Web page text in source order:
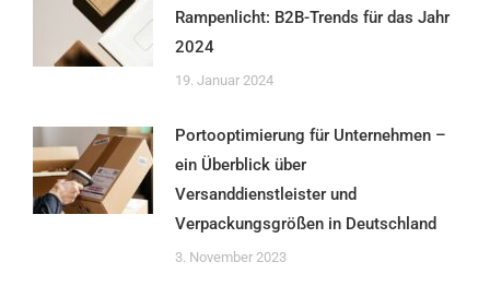
Rampenlicht: B2B-Trends für das Jahr
2024
19. Januar 2024
Portooptimierung für Unternehmen –
ein Überblick über
Versanddienstleister und
Verpackungsgrößen in Deutschland
3. November 2023